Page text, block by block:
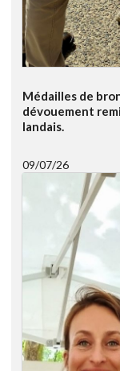
Médailles de
dévouement
landais.
09/07/26